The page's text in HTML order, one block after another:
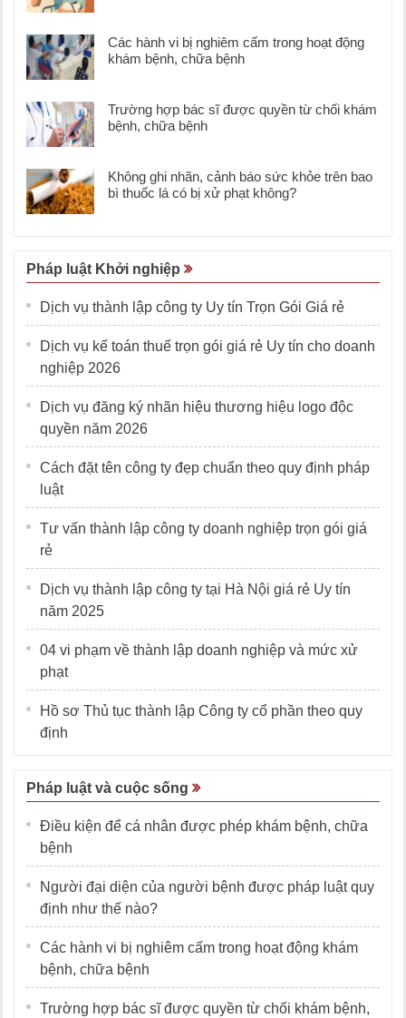
Các hành vi bị nghiêm cấm trong hoạt động
khám bệnh, chữa bệnh
Trường hợp bác sĩ được quyền từ chối khám
bệnh, chữa bệnh
Không ghi nhãn, cảnh báo sức khỏe trên bao
bì thuốc lá có bị xử phạt không?
Pháp luật Khởi nghiệp
Dịch vụ thành lập công ty Uy tín Trọn Gói Giá rẻ
Dịch vụ kế toán thuế trọn gói giá rẻ Uy tín cho doanh
nghiệp 2026
Dịch vụ đăng ký nhãn hiệu thương hiệu logo độc
quyền năm 2026
Cách đặt tên công ty đẹp chuẩn theo quy định pháp
luật
Tư vấn thành lập công ty doanh nghiệp trọn gói giá
rẻ
Dịch vụ thành lập công ty tại Hà Nội giá rẻ Uy tín
năm 2025
04 vi phạm về thành lập doanh nghiệp và mức xử
phạt
Hồ sơ Thủ tục thành lập Công ty cổ phần theo quy
định
Pháp luật và cuộc sống
Điều kiện để cá nhân được phép khám bệnh, chữa
bệnh
Người đại diện của người bệnh được pháp luật quy
định như thế nào?
Các hành vi bị nghiêm cấm trong hoạt động khám
bệnh, chữa bệnh
Trường hợp bác sĩ được quyền từ chối khám bệnh,